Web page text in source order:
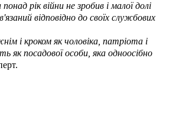
рік війни не зробив і малої долі
відповідно до своїх службових
і кроком як чоловіка, патріота і
як посадової особи, яка одноосібно